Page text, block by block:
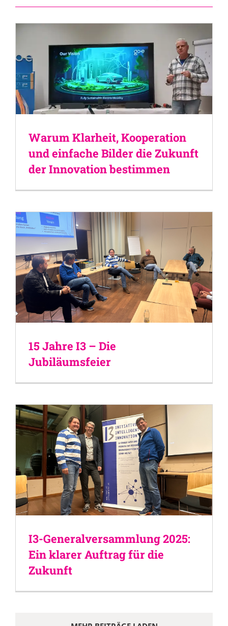
Warum Klarheit, Kooperation
und einfache Bilder die Zukunft
der Innovation bestimmen
15 Jahre I3 – Die
Jubiläumsfeier
I3-Generalversammlung 2025:
Ein klarer Auftrag für die
Zukunft